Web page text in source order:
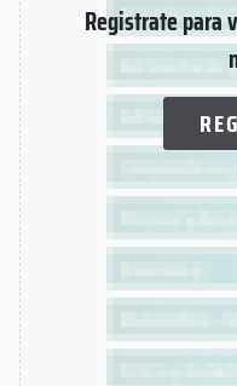
Registrate para